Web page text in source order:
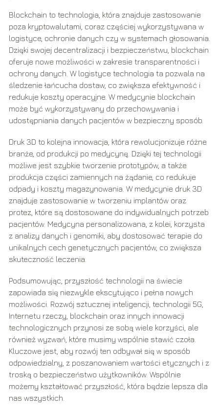
Blockchain to technologia, która znajduje zastosowanie
poza kryptowalutami, coraz częściej wykorzystywana w
logistyce, ochronie danych czy w systemach głosowania.
Dzięki swojej decentralizacji i bezpieczeństwu, blockchain
oferuje nowe możliwości w zakresie transparentności i
ochrony danych. W logistyce technologia ta pozwala na
śledzenie łańcucha dostaw, co zwiększa efektywność i
redukuje koszty operacyjne. W medycynie blockchain
może być wykorzystywany do przechowywania i
udostępniania danych pacjentów w bezpieczny sposób.
Druk 3D to kolejna innowacja, która rewolucjonizuje różne
branże, od produkcji po medycynę. Dzięki tej technologii
możliwe jest szybkie tworzenie prototypów, a także
produkcja części zamiennych na żądanie, co redukuje
odpady i koszty magazynowania. W medycynie druk 3D
znajduje zastosowanie w tworzeniu implantów oraz
protez, które są dostosowane do indywidualnych potrzeb
pacjentów. Medycyna personalizowana, z kolei, korzysta
z analizy danych i genomiki, aby dostosować terapie do
unikalnych cech genetycznych pacjentów, co zwiększa
skuteczność leczenia.
Podsumowując, przyszłość technologii na świecie
zapowiada się niezwykle ekscytująco i pełna nowych
możliwości. Rozwój sztucznej inteligencji, technologii 5G,
Internetu rzeczy, blockchain oraz innych innowacji
technologicznych przynosi ze sobą wiele korzyści, ale
również wyzwań, które musimy wspólnie stawić czoła.
Kluczowe jest, aby rozwój ten odbywał się w sposób
odpowiedzialny, z poszanowaniem wartości etycznych i z
troską o bezpieczeństwo użytkowników. Wspólnie
możemy kształtować przyszłość, która będzie lepsza dla
nas wszystkich.